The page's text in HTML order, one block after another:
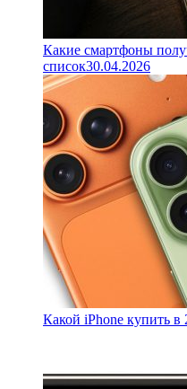
Какие смартфоны
список30.04.2026
Какой iPhone купить в